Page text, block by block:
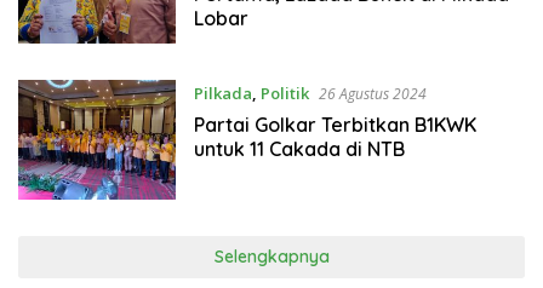
Lobar
Pilkada, Politik 26 Agustus 2024
Partai Golkar Terbitkan B1KWK
untuk 11 Cakada di NTB
Selengkapnya